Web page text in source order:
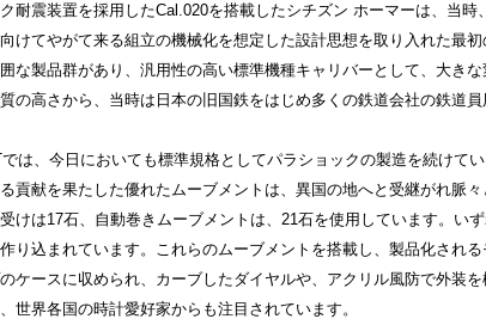
耐震装置を採用したCal.020を搭載したシチズン ホーマーは、当
けてやがて来る組立の機械化を想定した設計思想を取り入れた最
な製品群があり、汎用性の高い標準機種キャリバーとして、大き
の高さから、当時は日本の旧国鉄をはじめ多くの鉄道会社の鉄道
は、今日においても標準規格としてパラショックの製造を続けて
貢献を果たした優れたムーブメントは、異国の地へと受継がれ脈
けは17石、自動巻きムーブメントは、21石を使用しています。い
り込まれています。これらのムーブメントを搭載し、製品化され
ケースに収められ、カーブしたダイヤルや、アクリル風防で外装
世界各国の時計愛好家からも注目されています。